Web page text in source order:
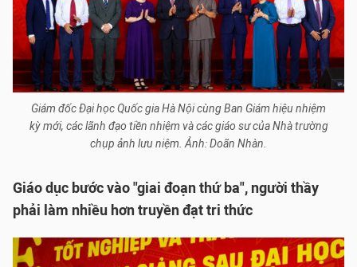
Giám đốc Đại học Quốc gia Hà Nội cùng Ban Giám hiệu nhiệm
kỳ mới, các lãnh đạo tiền nhiệm và các giáo sư của Nhà trường
chụp ảnh lưu niệm. Ảnh: Doãn Nhàn.
Giáo dục bước vào "giai đoạn thứ ba", người thầy
phải làm nhiều hơn truyền đạt tri thức